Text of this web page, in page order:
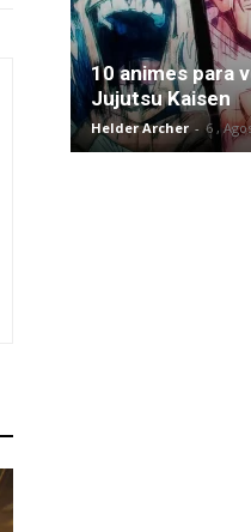
10 animes para
Jujutsu Kaisen
Helder Archer - 6 ,